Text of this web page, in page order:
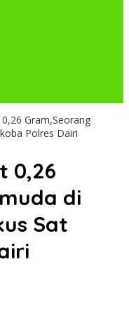
Gram,Seorang
Polres Dairi
0,26
di
Sat